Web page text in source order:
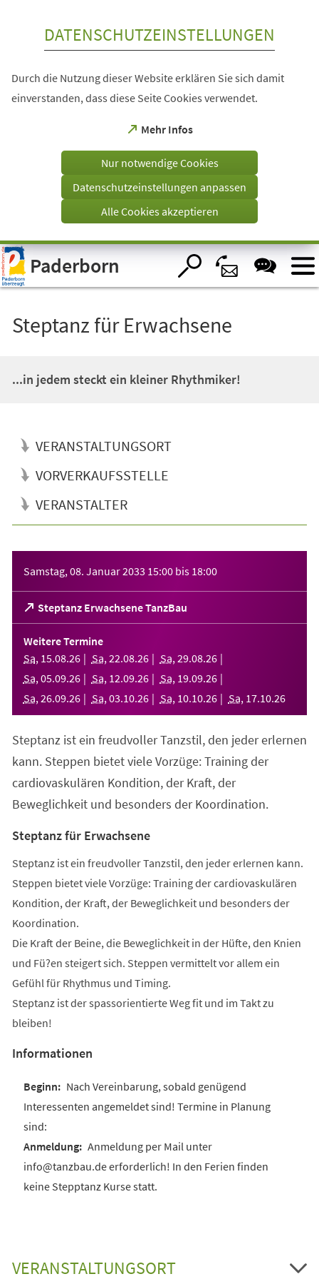
Visuelle
Assistenzsoftware
öffnen.
DATENSCHUTZEINSTELLUNGEN
Durch die Nutzung dieser Website erklären Sie sich damit
einverstanden, dass diese Seite Cookies verwendet.
Mehr Infos
(Öffnet
einem
Tab)
Nur notwendige Cookies
Datenschutzeinstellungen anpassen
Alle Cookies akzeptieren
Paderborn
Steptanz für Erwachsene
...in jedem steckt ein kleiner Rhythmiker!
VERANSTALTUNGSORT
VORVERKAUFSSTELLE
VERANSTALTER
Samstag, 08. Januar 2033 15:00 bis 18:00
Steptanz Erwachsene TanzBau
(Öffnet
in
einem
neuen
Tab)
Weitere Termine
Sa, 15.08.26 Sa, 22.08.26 Sa, 29.08.26
Sa, 05.09.26 Sa, 12.09.26 Sa, 19.09.26
Sa, 26.09.26 Sa, 03.10.26 Sa, 10.10.26 Sa, 17.10.26
Steptanz ist ein freudvoller Tanzstil, den jeder erlernen
kann. Steppen bietet viele Vorzüge: Training der
cardiovaskulären Kondition, der Kraft, der
Beweglichkeit und besonders der Koordination.
Steptanz für Erwachsene
Steptanz ist ein freudvoller Tanzstil, den jeder erlernen kann.
Steppen bietet viele Vorzüge: Training der cardiovaskulären
Kondition, der Kraft, der Beweglichkeit und besonders der
Koordination.
Die Kraft der Beine, die Beweglichkeit in der Hüfte, den Knien
und Fü?en steigert sich. Steppen vermittelt vor allem ein
Gefühl für Rhythmus und Timing.
Steptanz ist der spassorientierte Weg fit und im Takt zu
bleiben!
Informationen
Nach Vereinbarung, sobald genügend
Interessenten angemeldet sind! Termine in Planung
sind:
Anmeldung per Mail unter
info@tanzbau.de erforderlich! In den Ferien finden
keine Stepptanz Kurse statt.
VERANSTALTUNGSORT